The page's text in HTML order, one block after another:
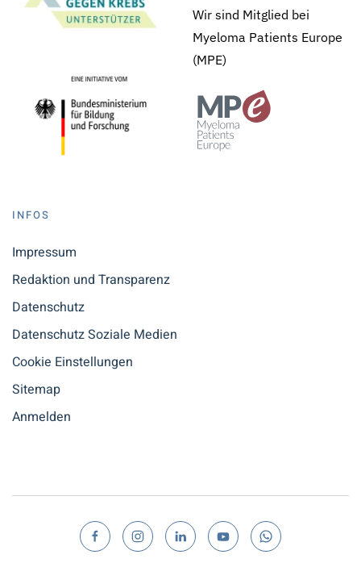
Wir sind Mitglied bei
Myeloma Patients Europe
(MPE)
INFOS
Impressum
Redaktion und Transparenz
Datenschutz
Datenschutz Soziale Medien
Cookie Einstellungen
Sitemap
Anmelden